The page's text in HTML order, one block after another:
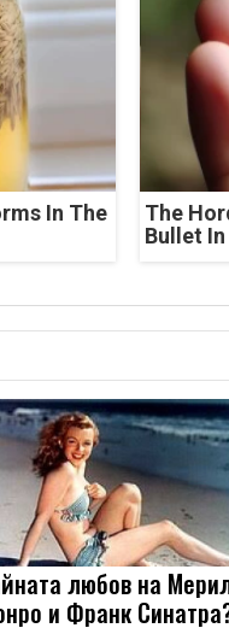
In The
The
Bullet
любов на
и Франк